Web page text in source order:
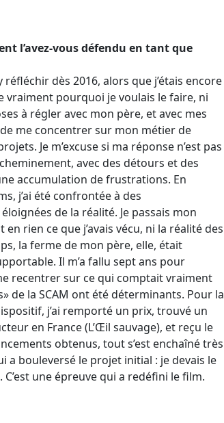
l’avez-vous défendu en tant que
réfléchir dès 2016, alors que j’étais encore
vraiment pourquoi je voulais le faire, ni
à régler avec mon père, et avec mes
me concentrer sur mon métier de
Je m’excuse si ma réponse n’est pas
avec des détours et des
accumulation de frustrations. En
j’ai été confrontée à des
de la réalité. Je passais mon
rien ce que j’avais vécu, ni la réalité des
la ferme de mon père, elle, était
Il m’a fallu sept ans pour
recentrer sur ce qui comptait vraiment
de la SCAM ont été déterminants. Pour la
j’ai remporté un prix, trouvé un
en France (L’Œil sauvage), et reçu le
obtenus, tout s’est enchaîné très
a bouleversé le projet initial : je devais le
une épreuve qui a redéfini le film.